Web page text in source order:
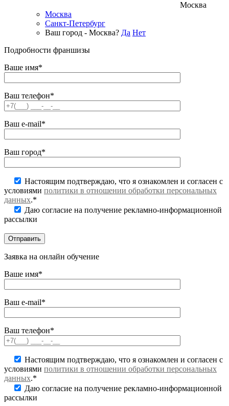
Москва
Москва
Санкт-Петербург
Ваш город - Москва? Да Нет
Подробности франшизы
Ваше имя*
Ваш телефон*
Ваш e-mail*
Ваш город*
Настоящим подтверждаю, что я ознакомлен и согласен с
условиями политики в отношении обработки персональных
данных.*
Даю согласие на получение рекламно-информационной
рассылки
Заявка на онлайн обучение
Ваше имя*
Ваш e-mail*
Ваш телефон*
Настоящим подтверждаю, что я ознакомлен и согласен с
условиями политики в отношении обработки персональных
данных.*
Даю согласие на получение рекламно-информационной
рассылки